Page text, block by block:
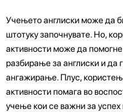
Учењето англиски може да
штотуку започнувате. Но,
активности може да
разбирање за англиски и да
ангажирање. Плус,
активности помага во
учење кои се важни за успех